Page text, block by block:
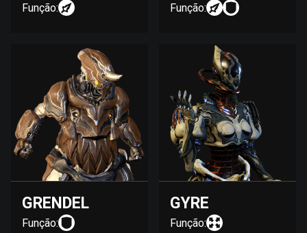
Função: Função:
GRENDEL
Função:
GYRE
Função: